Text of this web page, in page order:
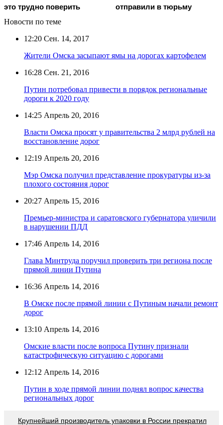
это трудно поверить
отправили в тюрьму
Новости по теме
12:20 Сен. 14, 2017
Жители Омска засыпают ямы на дорогах картофелем
16:28 Сен. 21, 2016
Путин потребовал привести в порядок региональные
дороги к 2020 году
14:25 Апрель 20, 2016
Власти Омска просят у правительства 2 млрд рублей на
восстановление дорог
12:19 Апрель 20, 2016
Мэр Омска получил представление прокуратуры из-за
плохого состояния дорог
20:27 Апрель 15, 2016
Премьер-министра и саратовского губернатора уличили
в нарушении ПДД
17:46 Апрель 14, 2016
Глава Минтруда поручил проверить три региона после
прямой линии Путина
16:36 Апрель 14, 2016
В Омске после прямой линии с Путиным начали ремонт
дорог
13:10 Апрель 14, 2016
Омские власти после вопроса Путину признали
катастрофическую ситуацию с дорогами
12:12 Апрель 14, 2016
Путин в ходе прямой линии поднял вопрос качества
региональных дорог
Крупнейший производитель упаковки в России прекратил